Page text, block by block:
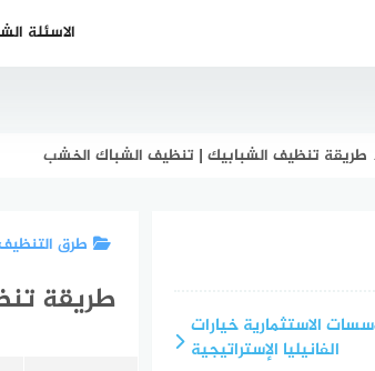
الاسئلة
طريقة تنظيف الشبابيك | تنظيف الشباك الخشب
طرق
طريقة
الاستثمارية خيارات
الفانيليا الإستراتيجية